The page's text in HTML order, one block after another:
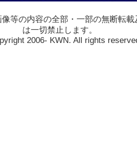
等の内容の全部・一部の無断転
は一切禁止します。
2006- KWN. All rights